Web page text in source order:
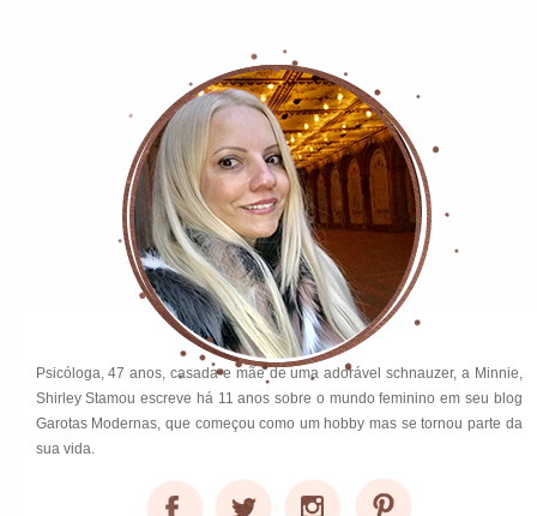
Psicóloga, 47 anos, casada e mãe de uma adorável schnauzer, a Minnie,
Shirley Stamou escreve há 11 anos sobre o mundo feminino em seu blog
Garotas Modernas, que começou como um hobby mas se tornou parte da
sua vida.